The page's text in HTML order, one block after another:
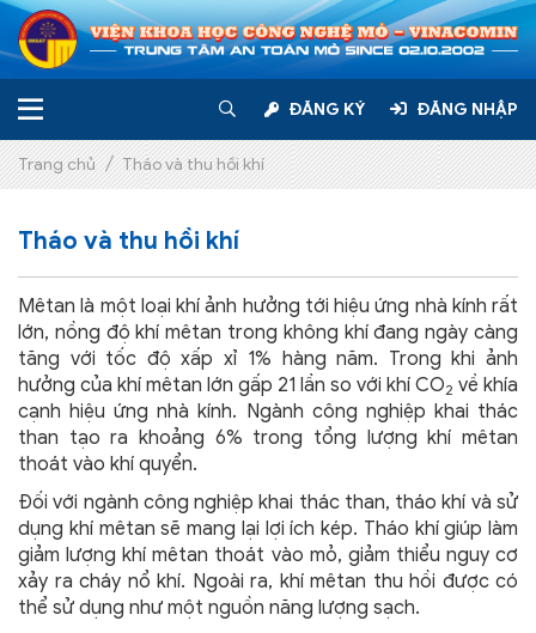
Trang chủ
Tin tức – Sự kiện
Chăm sóc khách hàng
Liên hệ
ĐĂNG KÝ ĐĂNG NHẬP
Trang chủ Tháo và thu hồi khí
Tháo và thu hồi khí
Mêtan là một loại khí ảnh hưởng tới hiệu ứng nhà kính rất
lớn, nồng độ khí mêtan trong không khí đang ngày càng
tăng với tốc độ xấp xỉ 1% hàng năm. Trong khi ảnh
hưởng của khí mêtan lớn gấp 21 lần so với khí CO2 về khía
cạnh hiệu ứng nhà kính. Ngành công nghiệp khai thác
than tạo ra khoảng 6% trong tổng lượng khí mêtan
thoát vào khí quyển.
Đối với ngành công nghiệp khai thác than, tháo khí và sử
dụng khí mêtan sẽ mang lại lợi ích kép. Tháo khí giúp làm
giảm lượng khí mêtan thoát vào mỏ, giảm thiểu nguy cơ
xảy ra cháy nổ khí. Ngoài ra, khí mêtan thu hồi được có
thể sử dụng như một nguồn năng lượng sạch.